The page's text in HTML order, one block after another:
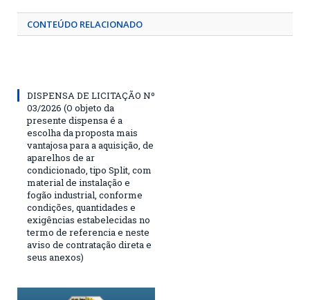
CONTEÚDO RELACIONADO
DISPENSA DE LICITAÇÃO Nº
03/2026 (O objeto da
presente dispensa é a
escolha da proposta mais
vantajosa para a aquisição, de
aparelhos de ar
condicionado, tipo Split, com
material de instalação e
fogão industrial, conforme
condições, quantidades e
exigências estabelecidas no
termo de referencia e neste
aviso de contratação direta e
seus anexos)